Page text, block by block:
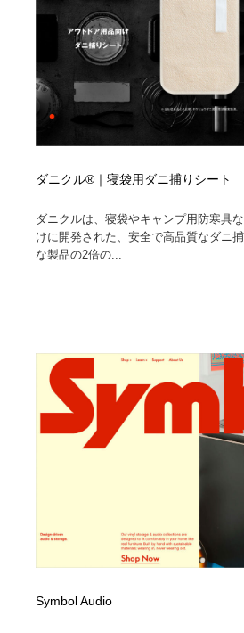
ダニクル®｜寝袋用ダニ捕りシート
ダニクルは、寝袋やキャンプ用防寒具
けに開発された、安全で高品質なダニ
な製品の2倍の...
Symbol Audio